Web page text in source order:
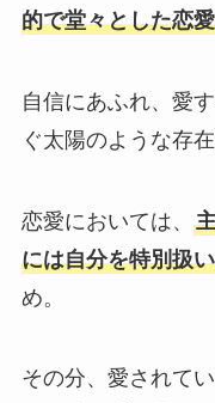
的で堂々とした恋
自信にあふれ、愛
ぐ太陽のような存在
恋愛においては、
には自分を特別扱
め。
その分、愛されて